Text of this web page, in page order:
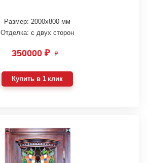
Размер: 2000х800 мм
Отделка: с двух сторон
350000 ₽ ₽
Купить в 1 клик